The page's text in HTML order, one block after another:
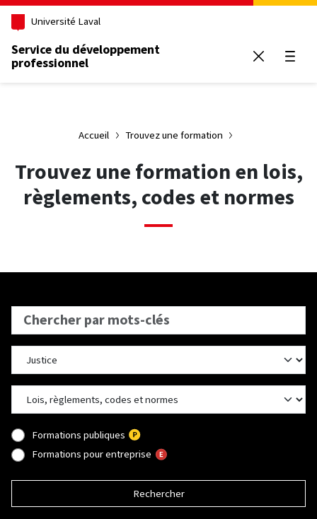
Aller au contenu principal
Université Laval
Service du développement
professionnel
Accueil Trouvez une formation
Trouvez une formation en lois,
règlements, codes et normes
Formations publiques
Formations pour entreprise
Rechercher